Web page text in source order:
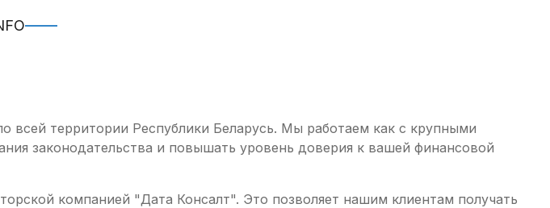
всей территории Республики Беларусь. Мы работаем как с крупными
законодательства и повышать уровень доверия к вашей финансовой
компанией "Дата Консалт". Это позволяет нашим клиентам получать